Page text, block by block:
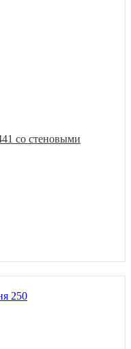
со стеновыми